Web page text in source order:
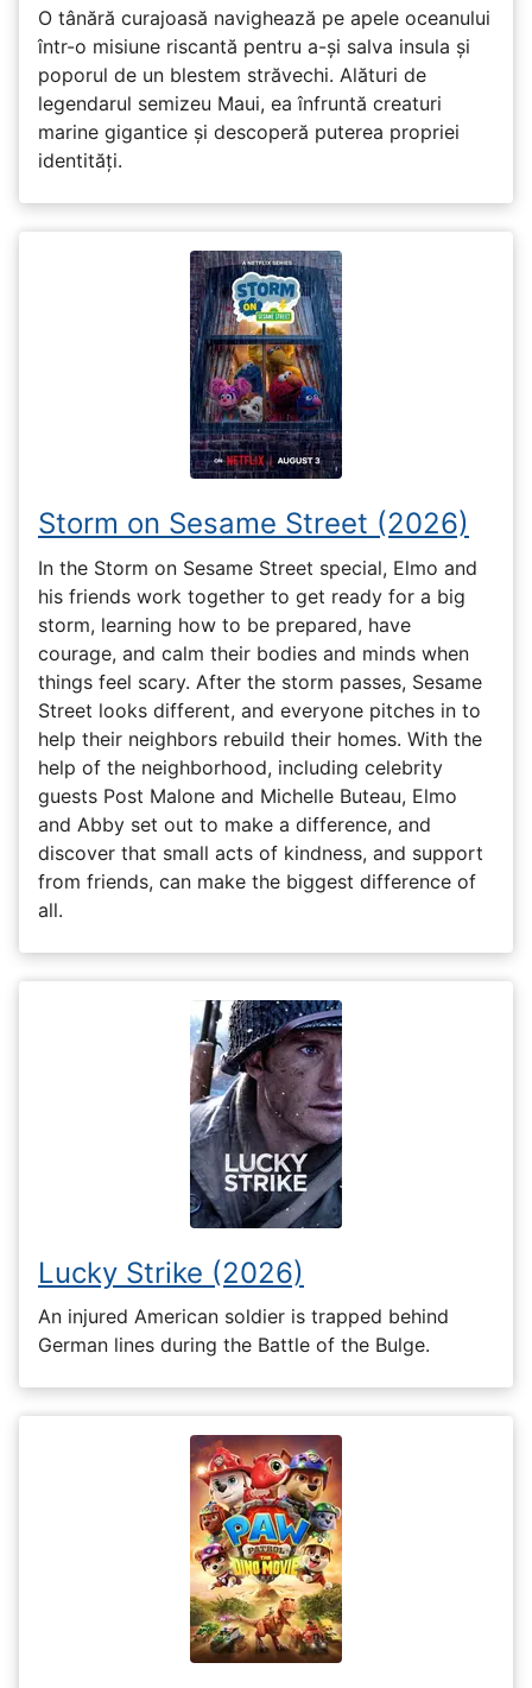
O tânără curajoasă navighează pe apele oceanului
într-o misiune riscantă pentru a-și salva insula și
poporul de un blestem străvechi. Alături de
legendarul semizeu Maui, ea înfruntă creaturi
marine gigantice și descoperă puterea propriei
identități.
Storm on Sesame Street (2026)
In the Storm on Sesame Street special, Elmo and
his friends work together to get ready for a big
storm, learning how to be prepared, have
courage, and calm their bodies and minds when
things feel scary. After the storm passes, Sesame
Street looks different, and everyone pitches in to
help their neighbors rebuild their homes. With the
help of the neighborhood, including celebrity
guests Post Malone and Michelle Buteau, Elmo
and Abby set out to make a difference, and
discover that small acts of kindness, and support
from friends, can make the biggest difference of
all.
Lucky Strike (2026)
An injured American soldier is trapped behind
German lines during the Battle of the Bulge.